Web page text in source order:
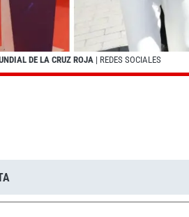
DE LA CRUZ ROJA | REDES SOCIALES